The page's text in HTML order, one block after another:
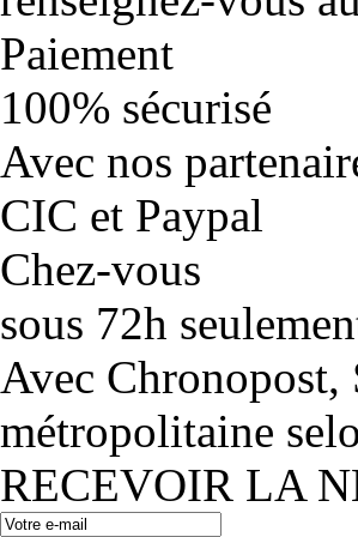
Paiement
100% sécurisé
Avec nos
CIC et Paypal
Chez-vous
sous 72h
Avec Chronopost,
métropolitaine
RECEVOIR LA